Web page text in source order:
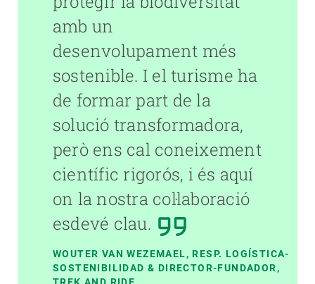
amb un
desenvolupament més
sostenible. I el turisme ha
de formar part de la
solució transformadora,
però ens cal coneixement
científic rigorós, i és aquí
on la nostra col·laboració
esdevé clau.
WOUTER VAN WEZEMAEL, RESP. LOGÍSTICA-
SOSTENIBILIDAD & DIRECTOR-FUNDADOR,